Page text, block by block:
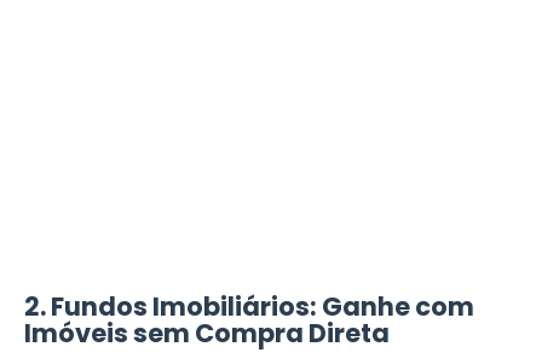
2. Fundos Imobiliários: Ganhe com
Imóveis sem Compra Direta